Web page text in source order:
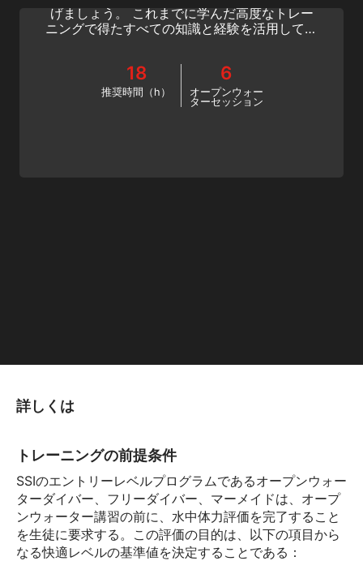
げましょう。 これまでに学んだ高度なトレー
ニングで得たすべての知識と経験を活用して、
18
推奨時間（h）
6
オープンウォー
ターセッション
詳しくは
トレーニングの前提条件
SSIのエントリーレベルプログラムであるオープンウォー
ターダイバー、フリーダイバー、マーメイドは、オープ
ンウォーター講習の前に、水中体力評価を完了すること
を生徒に要求する。この評価の目的は、以下の項目から
なる快適レベルの基準値を決定することである：